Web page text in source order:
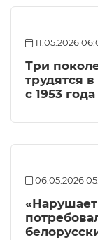
11.05.2026
Три
трудятся
с 1953 года
06.05.2026